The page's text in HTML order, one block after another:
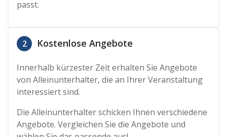
passt.
2 Kostenlose Angebote
Innerhalb kürzester Zeit erhalten Sie Angebote
von Alleinunterhalter, die an Ihrer Veranstaltung
interessiert sind.
Die Alleinunterhalter schicken Ihnen verschiedene
Angebote. Vergleichen Sie die Angebote und